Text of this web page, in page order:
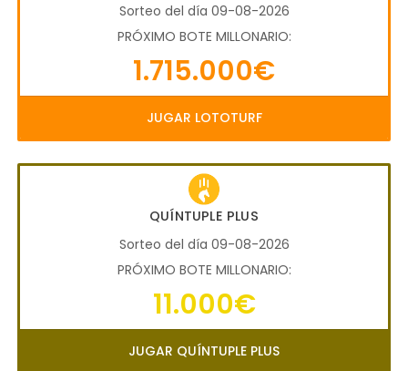
Sorteo del día 09-08-2026
PRÓXIMO BOTE MILLONARIO:
1.715.000€
JUGAR LOTOTURF
QUÍNTUPLE PLUS
Sorteo del día 09-08-2026
PRÓXIMO BOTE MILLONARIO:
11.000€
JUGAR QUÍNTUPLE PLUS